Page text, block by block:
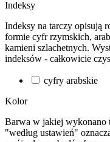
Indeksy
Indeksy na tarczy opisują
formie cyfr rzymskich,
kamieni szlachetnych.
indeksów - całkowicie
cyfry arabskie
Kolor
Barwa w jakiej wykonano
"według ustawień"